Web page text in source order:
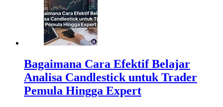
Bagaimana Cara Efektif Belajar
Analisa Candlestick untuk Trader
Pemula Hingga Expert